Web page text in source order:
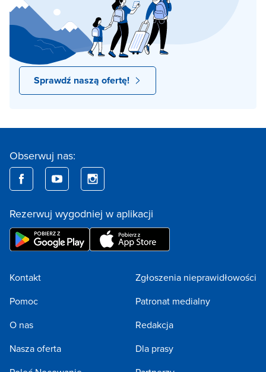
Sprawdź naszą ofertę!
Obserwuj nas:
Rezerwuj wygodniej w aplikacji
Kontakt
Pomoc
O nas
Nasza oferta
Zgłoszenia nieprawidłowości
Patronat medialny
Redakcja
Dla prasy